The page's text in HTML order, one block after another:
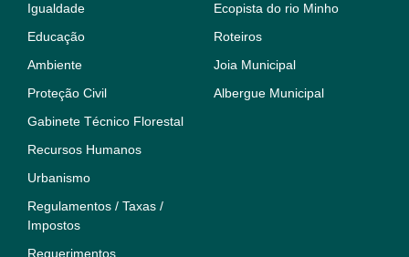
Igualdade
Educação
Ambiente
Proteção Civil
Gabinete Técnico Florestal
Recursos Humanos
Urbanismo
Regulamentos / Taxas /
Impostos
Requerimentos
Ecopista do rio Minho
Roteiros
Joia Municipal
Albergue Municipal